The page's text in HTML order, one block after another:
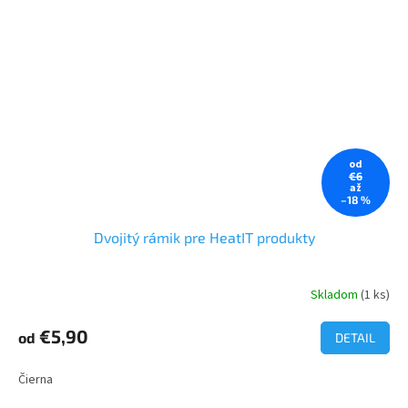
od
€6
až
–18 %
Dvojitý rámik pre HeatIT produkty
Skladom (1 ks)
od €5,90 DETAIL
Čierna